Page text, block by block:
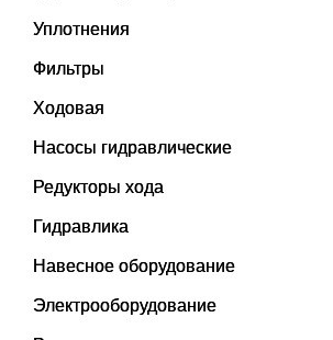
Уплотнения
Фильтры
Ходовая
Насосы гидравлические
Редукторы хода
Гидравлика
Навесное оборудование
Электрооборудование